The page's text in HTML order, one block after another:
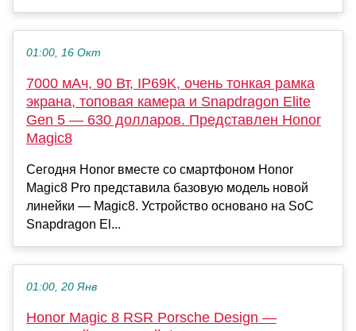
01:00, 16 Окт
7000 мАч, 90 Вт, IP69K, очень тонкая рамка
экрана, топовая камера и Snapdragon Elite
Gen 5 — 630 долларов. Представлен Honor
Magic8
Сегодня Honor вместе со смартфоном Honor
Magic8 Pro представила базовую модель новой
линейки — Magic8. Устройство основано на SoC
Snapdragon El...
01:00, 20 Янв
Honor Magic 8 RSR Porsche Design —